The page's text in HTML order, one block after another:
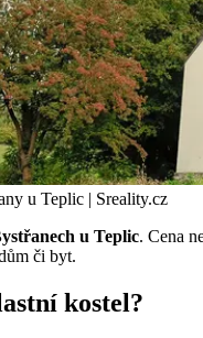
u Teplic | Sreality.cz
u Teplic. Cena
či byt.
kostel?